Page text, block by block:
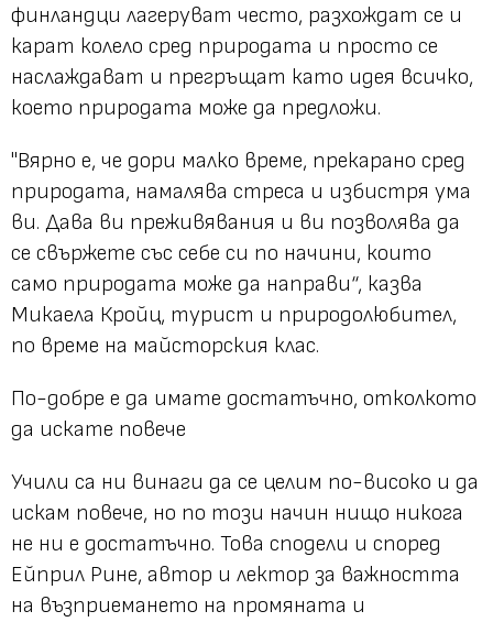
финландци лагеруват често, разхождат се и
карат колело сред природата и просто се
наслаждават и прегръщат като идея всичко,
което природата може да предложи.
"Вярно е, че дори малко време, прекарано сред
природата, намалява стреса и избистря ума
ви. Дава ви преживявания и ви позволява да
се свържете със себе си по начини, които
само природата може да направи“, казва
Микаела Кройц, турист и природолюбител,
по време на майсторския клас.
По-добре е да имате достатъчно, отколкото
да искате повече
Учили са ни винаги да се целим по-високо и да
искам повече, но по този начин нищо никога
не ни е достатъчно. Това сподели и според
Ейприл Рине, автор и лектор за важността
на възприемането на промяната и